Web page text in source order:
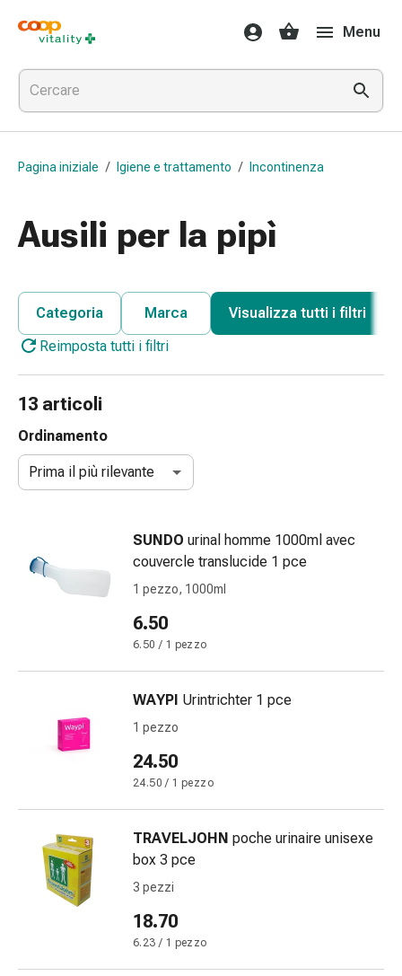
Farmaci
e
salute
Influenza
e
raffreddore
per
Farmaci
raffreddore
Tosse
e
bronchite
accessori
Detergente
per
naso
Tessuti
Raffreddore
delle
ferite
e
elastiche
Compresse
Medicazioni
Bende
Menu
Pagina iniziale / Igiene e trattamento / Incontinenza
Ausili per la pipì
Categoria Marca
Visualizza tutti i filtri
Reimposta tutti i filtri
13 articoli
Ordinamento
Prima il più rilevante
SUNDO urinal homme 1000ml avec
couvercle translucide 1 pce
1 pezzo, 1000ml
6.50
6.50 / 1 pezzo
WAYPI Urintrichter 1 pce
1 pezzo
24.50
24.50 / 1 pezzo
TRAVELJOHN poche urinaire unisexe
box 3 pce
3 pezzi
18.70
6.23 / 1 pezzo